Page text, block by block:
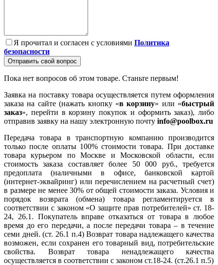
Я прочитал и согласен с условиями Политика
безопасности
Отправить свой вопрос
Пока нет вопросов об этом товаре. Станьте первым!
Заявка на поставку товара осуществляется путем оформления
заказа на сайте (нажать кнопку «в корзину» или «быстрый
заказ», перейти в корзину покупок и оформить заказ), либо
отправив заявку на нашу электронную почту info@poolbox.ru
Передача товара в транспортную компанию производится
только после оплаты 100% стоимости товара. При доставке
товара курьером по Москве и Московской области, если
стоимость заказа составляет более 50 000 руб., требуется
предоплата (наличными в офисе, банковской картой
(интернет-эквайринг) или перечислением на расчетный счет)
в размере не менее 30% от общей стоимости заказа. Условия и
порядок возврата (обмена) товара регламентируется в
соответствии с законом «О защите прав потребителей» ст. 18-
24, 26.1. Покупатель вправе отказаться от товара в любое
время до его передачи, а после передачи товара – в течение
семи дней. (ст. 26.1 п.4) Возврат товара надлежащего качества
возможен, если сохранен его товарный вид, потребительские
свойства. Возврат товара ненадлежащего качества
осуществляется в соответствии с законом ст.18-24. (ст.26.1 п.5)